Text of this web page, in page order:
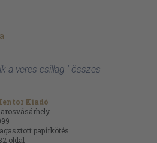
a veres csillag ' összes
Kiadó
papírkötés
oldal